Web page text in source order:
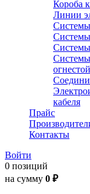
Короба
Линии
Системы
кабеля
Прайс
Контакты
Войти
0 позиций
на сумму 0 ₽